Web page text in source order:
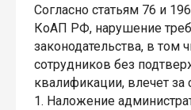
Согласно статьям 76 и
КоАП РФ, нарушение
законодательства, в том
сотрудников без
квалификации, влечет за
1. Наложение